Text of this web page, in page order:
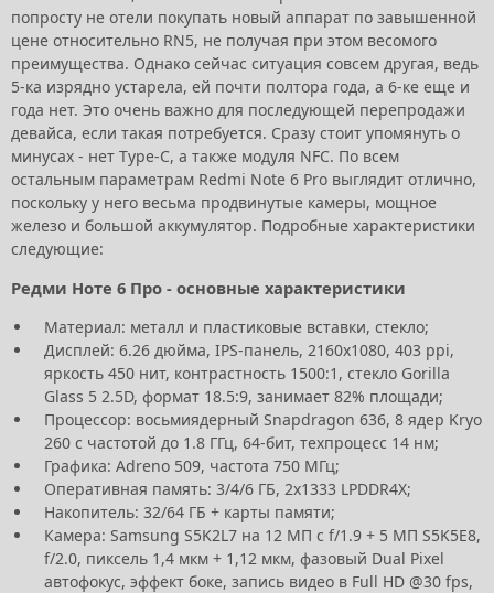
попросту не отели покупать новый аппарат по завышенной
цене относительно RN5, не получая при этом весомого
преимущества. Однако сейчас ситуация совсем другая, ведь
5-ка изрядно устарела, ей почти полтора года, а 6-ке еще и
года нет. Это очень важно для последующей перепродажи
девайса, если такая потребуется. Сразу стоит упомянуть о
минусах - нет Type-C, а также модуля NFC. По всем
остальным параметрам Redmi Note 6 Pro выглядит отлично,
поскольку у него весьма продвинутые камеры, мощное
железо и большой аккумулятор. Подробные характеристики
следующие:
Редми Ноте 6 Про - основные характеристики
Материал: металл и пластиковые вставки, стекло;
Дисплей: 6.26 дюйма, IPS-панель, 2160х1080, 403 ppi,
яркость 450 нит, контрастность 1500:1, стекло Gorilla
Glass 5 2.5D, формат 18.5:9, занимает 82% площади;
Процессор: восьмиядерный Snapdragon 636, 8 ядер Kryo
260 с частотой до 1.8 ГГц, 64-бит, техпроцесс 14 нм;
Графика: Adreno 509, частота 750 МГц;
Оперативная память: 3/4/6 ГБ, 2х1333 LPDDR4X;
Накопитель: 32/64 ГБ + карты памяти;
Камера: Samsung S5K2L7 на 12 МП с f/1.9 + 5 МП S5K5E8,
f/2.0, пиксель 1,4 мкм + 1,12 мкм, фазовый Dual Pixel
автофокус, эффект боке, запись видео в Full HD @30 fps,